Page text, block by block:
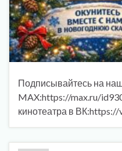
Подписывайтесь на
MAX:https://max.ru/
кинотеатра в